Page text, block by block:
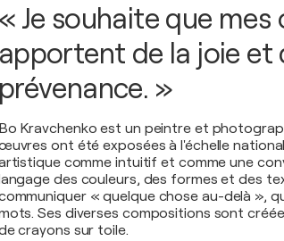
« Je souhaite que
apportent de la joie et
prévenance. »
Bo Kravchenko est un peintre et
ont été exposées à l'échelle
comme intuitif et comme une
des couleurs, des formes et des
« quelque chose au-delà »,
Ses diverses compositions sont
crayons sur toile.